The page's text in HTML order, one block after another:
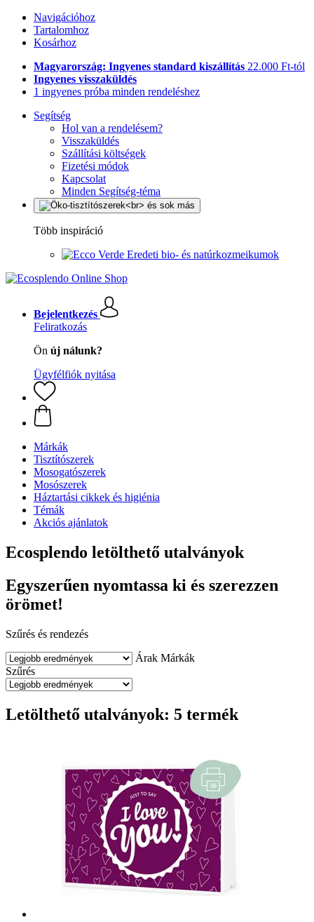
Navigációhoz
Tartalomhoz
Kosárhoz
Magyarország: Ingyenes standard kiszállítás 22.000 Ft-tól
Ingyenes visszaküldés
1 ingyenes próba minden rendeléshez
Segítség
Hol van a rendelésem?
Visszaküldés
Szállítási költségek
Fizetési módok
Kapcsolat
Minden Segítség-téma
Több inspiráció
Eredeti bio- és natúrkozmeikumok
Bejelentkezés
Feliratkozás
Ön új nálunk?
Ügyfélfiók nyitása
Márkák
Tisztítószerek
Mosogatószerek
Mosószerek
Háztartási cikkek és higiénia
Témák
Akciós ajánlatok
Ecosplendo letölthető utalványok
Egyszerűen nyomtassa ki és szerezzen
örömet!
Szűrés és rendezés
Árak Márkák
Szűrés
Letölthető utalványok: 5 termék